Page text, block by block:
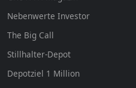
Nebenwerte Investor
The Big Call
Stillhalter-Depot
Depotziel 1 Million